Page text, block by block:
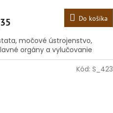
Do košíka
močové ústrojenstvo,
orgány a vylučovanie
Kód: S_423